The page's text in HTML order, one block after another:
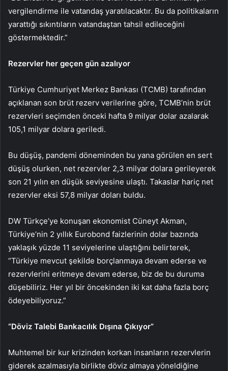
vergilendirme ile vatandaş yaratılacaktır. Bu da politikaların
yarattığı sıkıntıların vatandaştan tahsil edileceğini
göstermektedir.”
Rezervler her geçen gün azalıyor
Türkiye Cumhuriyet Merkez Bankası (TCMB) tarafından
açıklanan son brüt rezerv verilerine göre, TCMB’nin brüt
rezervleri seçimden önceki hafta 9 milyar dolar azalarak
105,1 milyar dolara geriledi.
Bu düşüş, pandemi döneminden bu yana görülen en sert
düşüş olurken, net rezervler 2,3 milyar dolara gerileyerek
son 21 yılın en düşük seviyesine ulaştı. Takaslar hariç net
rezervler eksi 57,8 milyar doları buldu.
DW Türkçe’ye konuşan ekonomist Cüneyt Akman,
Türkiye’nin 2 yıllık Eurobond faizlerinin dolar bazında
yaklaşık yüzde 11 seviyelerine ulaştığını belirterek,
“Türkiye mevcut şekilde borçlanmaya devam ederse ve
rezervlerini eritmeye devam ederse, biz de bu duruma
düşebiliriz. Her yıl bir öncekinden iki kat daha fazla borç
ödeyebiliyoruz.”
“Döviz Talebi Bankacılık Dışına Çıkıyor”
Muhtemel bir kur krizinden korkan insanların rezervlerin
giderek azalmasıyla birlikte döviz almaya yöneldiğine